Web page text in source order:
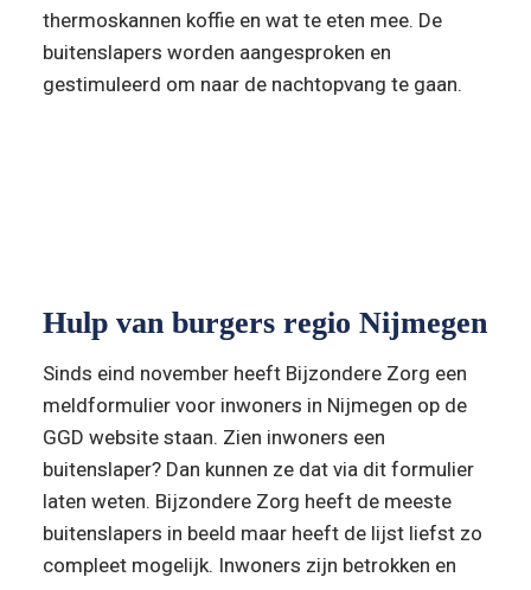
thermoskannen koffie en wat te eten mee. De
buitenslapers worden aangesproken en
gestimuleerd om naar de nachtopvang te gaan.
Hulp van burgers regio Nijmegen
Sinds eind november heeft Bijzondere Zorg een
meldformulier voor inwoners in Nijmegen op de
GGD website staan. Zien inwoners een
buitenslaper? Dan kunnen ze dat via dit formulier
laten weten. Bijzondere Zorg heeft de meeste
buitenslapers in beeld maar heeft de lijst liefst zo
compleet mogelijk. Inwoners zijn betrokken en